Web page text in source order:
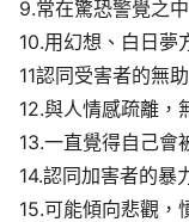
9.常在驚恐警覺之
10.用幻想、白日夢
11認同受害者的無
12.與人情感疏離，
13.一直覺得自己會
14.認同加害者的暴
15.可能傾向悲觀，